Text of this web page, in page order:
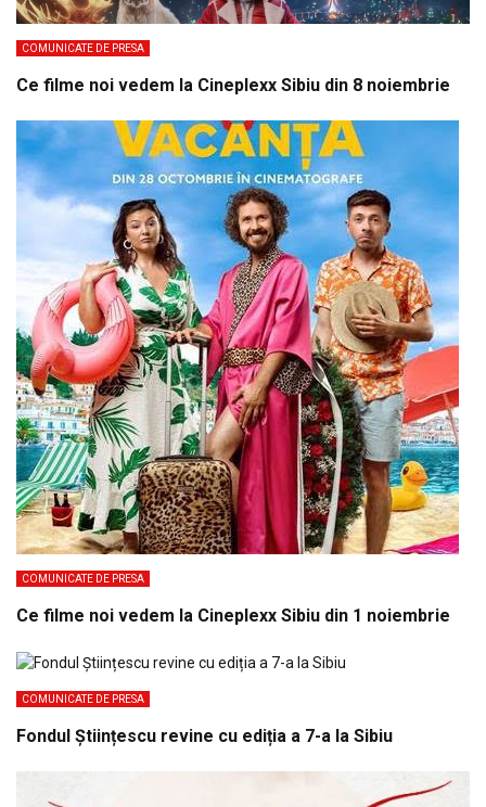
COMUNICATE DE PRESA
Ce filme noi vedem la Cineplexx Sibiu din 8 noiembrie
COMUNICATE DE PRESA
Ce filme noi vedem la Cineplexx Sibiu din 1 noiembrie
COMUNICATE DE PRESA
Fondul Științescu revine cu ediția a 7-a la Sibiu